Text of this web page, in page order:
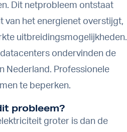
Dit netprobleem ontstaat
van het energienet overstijgt,
uitbreidingsmogelijkheden.
ondervinden de
Nederland. Professionele
te beperken.
probleem?
groter is dan de